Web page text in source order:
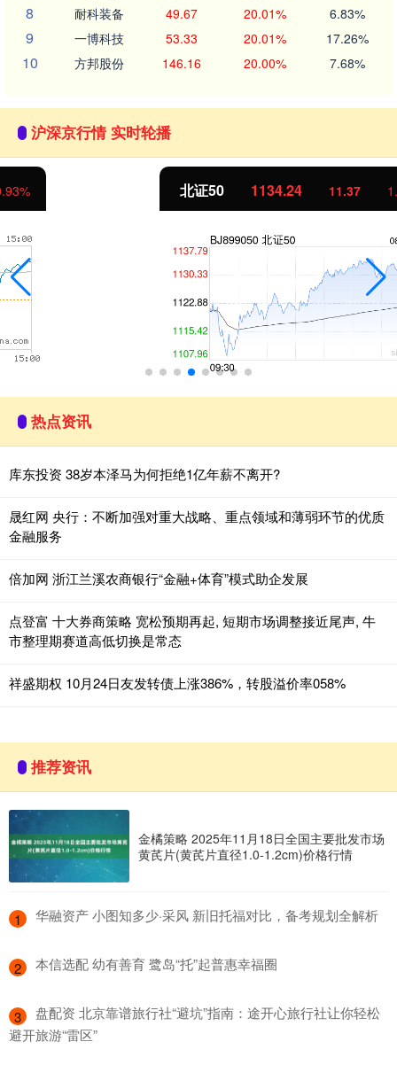
8 耐科装备 49.67 20.01% 6.83%
9 一博科技 53.33 20.01% 17.26%
10 方邦股份 146.16 20.00% 7.68%
沪深京行情 实时轮播
1134.24 11.37 1.01%
热点资讯
库东投资 38岁本泽马为何拒绝1亿年薪不离开?
晟红网 央行：不断加强对重大战略、重点领域和薄弱环节的优质
金融服务
倍加网 浙江兰溪农商银行“金融+体育”模式助企发展
点登富 十大券商策略 宽松预期再起, 短期市场调整接近尾声, 牛
市整理期赛道高低切换是常态
祥盛期权 10月24日友发转债上涨386%，转股溢价率058%
推荐资讯
金橘策略 2025年11月18日全国主要批发市场
黄芪片(黄芪片直径1.0-1.2cm)价格行情
1 ​华融资产 小图知多少·采风 新旧托福对比，备考规划全解析
2 ​本信选配 幼有善育 鹭岛“托”起普惠幸福圈
3
​盘配资 北京靠谱旅行社“避坑”指南：途开心旅行社让你轻松
避开旅游“雷区”